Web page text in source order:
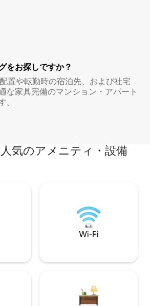
をお探しですか？
置や転勤時の宿泊先、および社宅
な家具完備のマンション・アパート
。
気のアメニティ・設備
Wi-Fi